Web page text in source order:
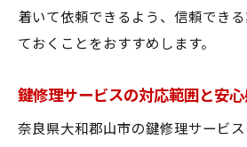
着いて依頼できるよう、信頼でき
ておくことをおすすめします。
鍵修理サービスの対応範囲と安
奈良県大和郡山市の鍵修理サービ